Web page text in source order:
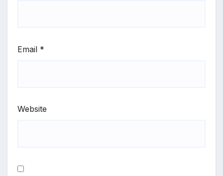
Email *
Website